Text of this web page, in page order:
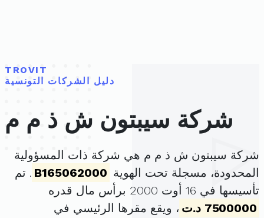
TROVIT
دليل الشركات التونسية
شركة سيبتون ش ذ م م
شركة سيبتون ش ذ م م هي شركة ذات المسؤولية
المحدودة، مسجلة تحت الهوية B165062000 . تم
تأسيسها في 16 أوت 2000 برأس مال قدره
7500000 د.ت
، ويقع مقرها الرئيسي في